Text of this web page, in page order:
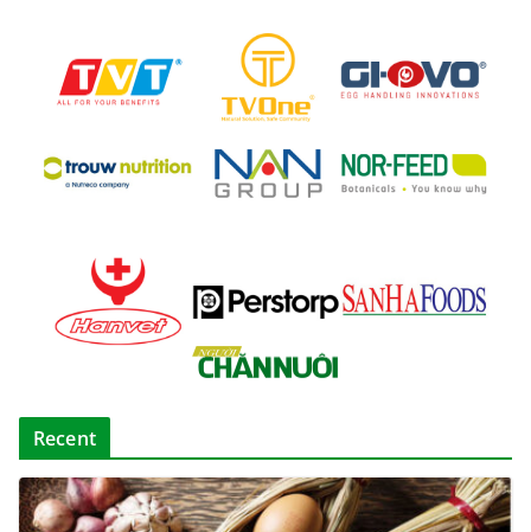
Recent